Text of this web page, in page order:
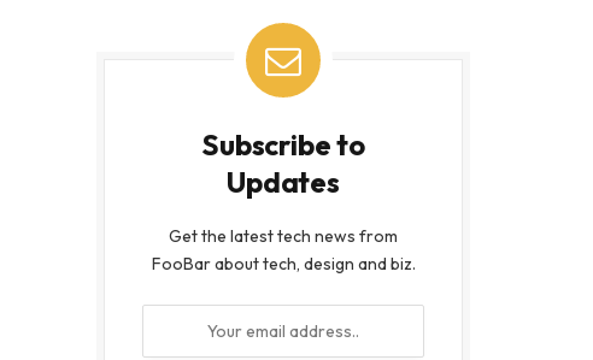
Subscribe to
Updates
Get the latest tech news from
FooBar about tech, design and biz.